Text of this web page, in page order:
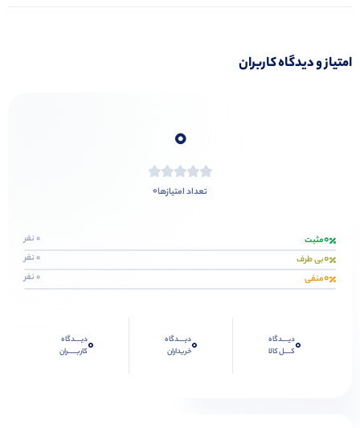
امتیاز و دیدگاه کاربران
0
تعداد امتیازها0
0مثبت 0 نفر
0بی طرف 0 نفر
0منفی 0 نفر
0دیــــدگاه
کــــل کالا
0دیــــدگاه
خریداران
0دیــــدگاه
کاربـــــران